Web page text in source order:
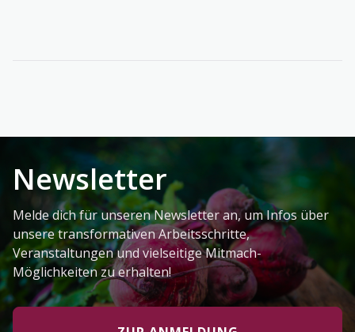
Newsletter
Melde dich für unseren Newsletter an, um Infos über
unsere transformativen Arbeitsschritte,
Veranstaltungen und vielseitige Mitmach-
Möglichkeiten zu erhalten!